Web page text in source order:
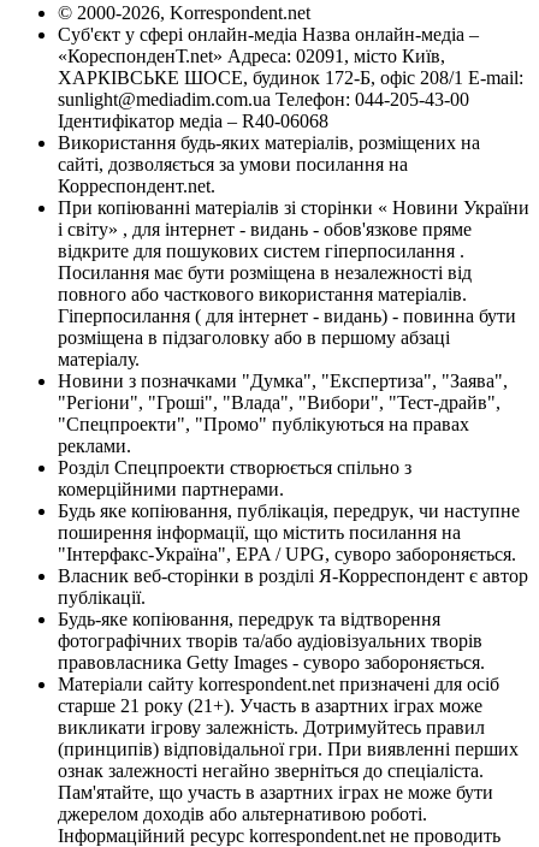
© 2000-2026, Korrespondent.net
Суб'єкт у сфері онлайн-медіа Назва онлайн-медіа –
«КореспонденТ.net» Адреса: 02091, місто Київ,
ХАРКІВСЬКЕ ШОСЕ, будинок 172-Б, офіс 208/1 E-mail:
sunlight@mediadim.com.ua Телефон: 044-205-43-00
Ідентифікатор медіа – R40-06068
Використання будь-яких матеріалів, розміщених на
сайті, дозволяється за умови посилання на
Корреспондент.net.
При копіюванні матеріалів зі сторінки « Новини України
і світу» , для інтернет - видань - обов'язкове пряме
відкрите для пошукових систем гіперпосилання .
Посилання має бути розміщена в незалежності від
повного або часткового використання матеріалів.
Гіперпосилання ( для інтернет - видань) - повинна бути
розміщена в підзаголовку або в першому абзаці
матеріалу.
Новини з позначками "Думка", "Експертиза", "Заява",
"Регіони", "Гроші", "Влада", "Вибори", "Тест-драйв",
"Спецпроекти", "Промо" публікуються на правах
реклами.
Розділ Спецпроекти створюється спільно з
комерційними партнерами.
Будь яке копіювання, публікація, передрук, чи наступне
поширення інформації, що містить посилання на
"Інтерфакс-Україна", EPA / UPG, суворо забороняється.
Власник веб-сторінки в розділі Я-Корреспондент є автор
публікації.
Будь-яке копіювання, передрук та відтворення
фотографічних творів та/або аудіовізуальних творів
правовласника Getty Images - суворо забороняється.
Матеріали сайту korrespondent.net призначені для осіб
старше 21 року (21+). Участь в азартних іграх може
викликати ігрову залежність. Дотримуйтесь правил
(принципів) відповідальної гри. При виявленні перших
ознак залежності негайно зверніться до спеціаліста.
Пам'ятайте, що участь в азартних іграх не може бути
джерелом доходів або альтернативою роботі.
Інформаційний ресурс korrespondent.net не проводить